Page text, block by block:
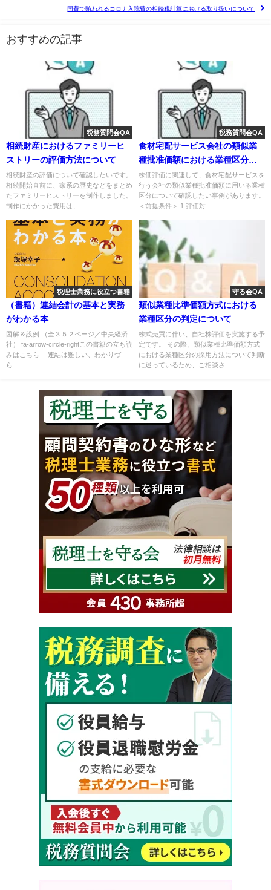
国費で賄われるコロナ入院費の相続税計算における取り扱いについて
おすすめの記事
税務質問会QA
相続財産におけるファミリーヒ
ストリーの評価方法について
相続財産の評価について確認したいです。
相続開始直前に、家系の歴史などをまとめ
たファミリーヒストリーを制作しました。
制作にかかった費用は、...
税務質問会QA
食材宅配サービス会社の類似業
種批准価額における業種区分の
適切性について
株価評価に関連して、食材宅配サービスを
行う会社の類似業種批准価額に用いる業種
区分について確認したい事例があります。
＜前提条件＞ 1.評価対...
税理士業務に役立つ書籍
（書籍）連結会計の基本と実務
がわかる本
図解＆設例 （全３５２ページ／中央経済
社） fa-arrow-circle-rightこの書籍の立ち読
みはこちら 「連結は難しい、わかりづ
ら...
守る会QA
類似業種比準価額方式における
業種区分の判定について
株式売買に伴い、自社株評価を実施する予
定です。 その際、類似業種比準価額方式
における業種区分の採用方法について判断
に迷っているため、ご相談さ...